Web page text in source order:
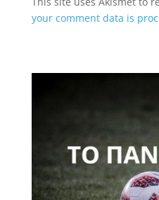
your comment data is